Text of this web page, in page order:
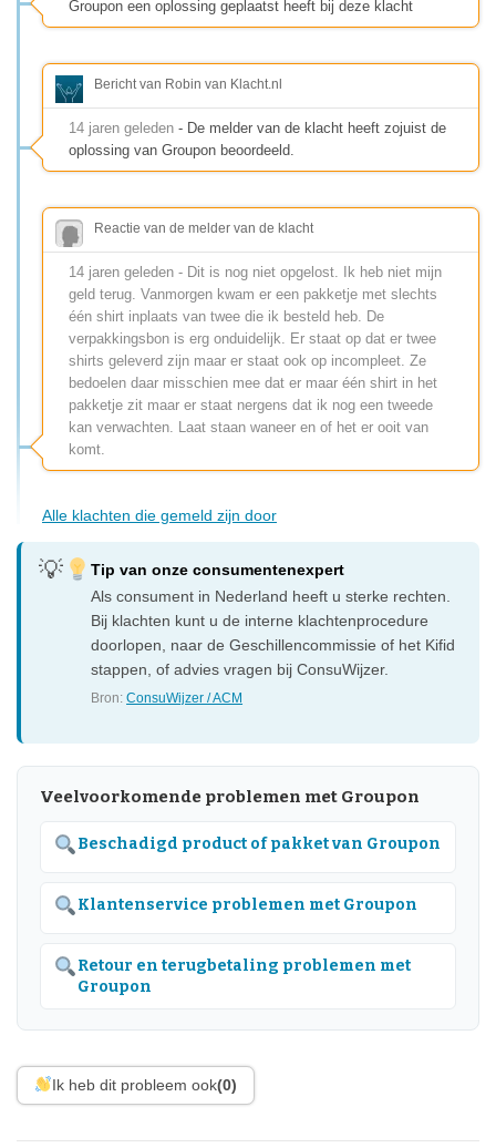
Groupon een oplossing geplaatst heeft bij deze klacht
Bericht van Robin van Klacht.nl
14 jaren geleden - De melder van de klacht heeft zojuist de
oplossing van Groupon beoordeeld.
Reactie van de melder van de klacht
14 jaren geleden - Dit is nog niet opgelost. Ik heb niet mijn
geld terug. Vanmorgen kwam er een pakketje met slechts
één shirt inplaats van twee die ik besteld heb. De
verpakkingsbon is erg onduidelijk. Er staat op dat er twee
shirts geleverd zijn maar er staat ook op incompleet. Ze
bedoelen daar misschien mee dat er maar één shirt in het
pakketje zit maar er staat nergens dat ik nog een tweede
kan verwachten. Laat staan waneer en of het er ooit van
komt.
Alle klachten die gemeld zijn door
Tip van onze consumentenexpert
Als consument in Nederland heeft u sterke rechten.
Bij klachten kunt u de interne klachtenprocedure
doorlopen, naar de Geschillencommissie of het Kifid
stappen, of advies vragen bij ConsuWijzer.
Bron:ConsuWijzer / ACM
Veelvoorkomende problemen met Groupon
Beschadigd product of pakket van Groupon
Klantenservice problemen met Groupon
Retour en terugbetaling problemen met
Groupon
Ik heb dit probleem ook(0)